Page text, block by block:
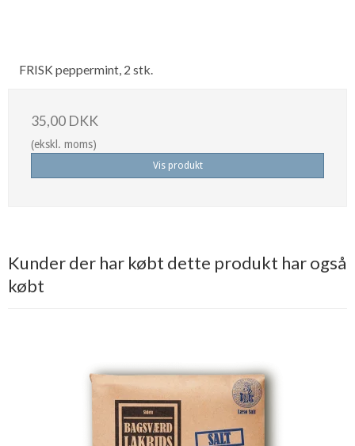
FRISK peppermint, 2 stk.
35,00 DKK
(ekskl. moms)
Vis produkt
Kunder der har købt dette produkt har også
købt